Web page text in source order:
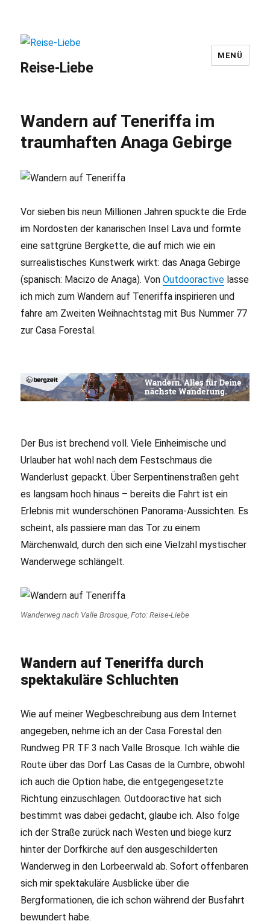
Reise-Liebe
MENÜ
Wandern auf Teneriffa im
traumhaften Anaga Gebirge
Vor sieben bis neun Millionen Jahren spuckte die Erde
im Nordosten der kanarischen Insel Lava und formte
eine sattgrüne Bergkette, die auf mich wie ein
surrealistisches Kunstwerk wirkt: das Anaga Gebirge
(spanisch: Macizo de Anaga). VonOutdooractive lasse
ich mich zum Wandern auf Teneriffa inspirieren und
fahre am Zweiten Weihnachtstag mit Bus Nummer 77
zur Casa Forestal.
Der Bus ist brechend voll. Viele Einheimische und
Urlauber hat wohl nach dem Festschmaus die
Wanderlust gepackt. Über Serpentinenstraßen geht
es langsam hoch hinaus – bereits die Fahrt ist ein
Erlebnis mit wunderschönen Panorama-Aussichten. Es
scheint, als passiere man das Tor zu einem
Märchenwald, durch den sich eine Vielzahl mystischer
Wanderwege schlängelt.
Wanderweg nach Valle Brosque, Foto: Reise-Liebe
Wandern auf Teneriffa durch
spektakuläre Schluchten
Wie auf meiner Wegbeschreibung aus dem Internet
angegeben, nehme ich an der Casa Forestal den
Rundweg PR TF 3 nach Valle Brosque. Ich wähle die
Route über das Dorf Las Casas de la Cumbre, obwohl
ich auch die Option habe, die entgegengesetzte
Richtung einzuschlagen. Outdooractive hat sich
bestimmt was dabei gedacht, glaube ich. Also folge
ich der Straße zurück nach Westen und biege kurz
hinter der Dorfkirche auf den ausgeschilderten
Wanderweg in den Lorbeerwald ab. Sofort offenbaren
sich mir spektakuläre Ausblicke über die
Bergformationen, die ich schon während der Busfahrt
bewundert habe.